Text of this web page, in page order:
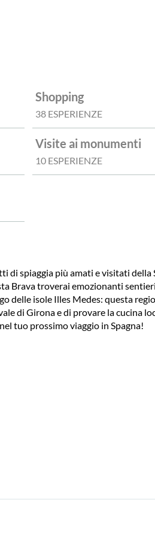
Shopping
38 ESPERIENZE
Visite ai monumenti
10 ESPERIENZE
di spiaggia più amati e visitati
Brava troverai emozionanti
delle isole Illes Medes: questa
di Girona e di provare la cucina
tuo prossimo viaggio in Spagna!